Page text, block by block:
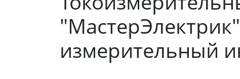
измерительный